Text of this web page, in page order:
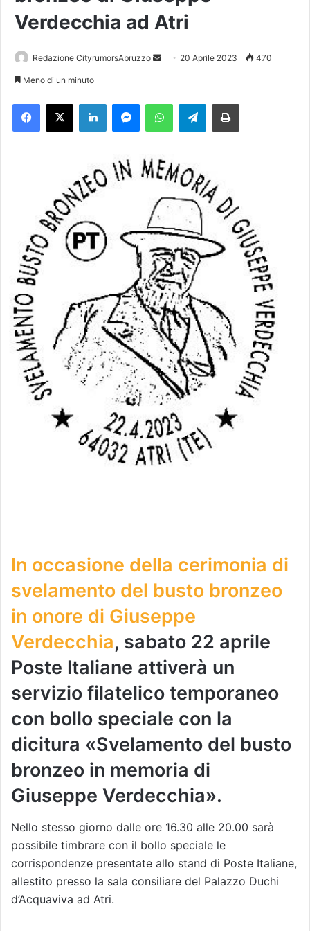
Verdecchia ad Atri
Redazione CityrumorsAbruzzo
a
n
'
m
a
l
20 Aprile 2023 470
Meno di un minuto
Telegram
In occasione della cerimonia di
svelamento del busto bronzeo
in onore di Giuseppe
Verdecchia, sabato 22 aprile
Poste Italiane attiverà un
servizio filatelico temporaneo
con bollo speciale con la
dicitura «Svelamento del busto
bronzeo in memoria di
Giuseppe Verdecchia».
Nello stesso giorno dalle ore 16.30 alle 20.00 sarà
possibile timbrare con il bollo speciale le
corrispondenze presentate allo stand di Poste Italiane,
allestito presso la sala consiliare del Palazzo Duchi
d’Acquaviva ad Atri.